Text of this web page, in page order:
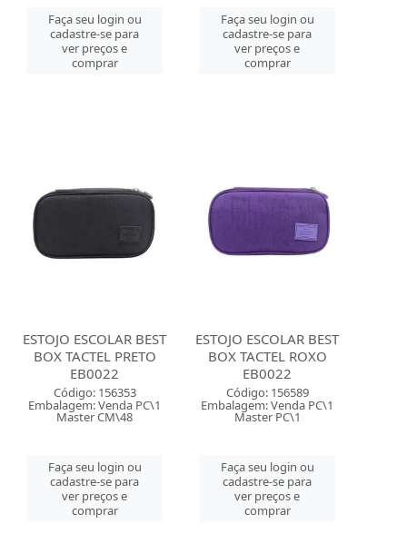
Faça seu login ou
cadastre-se para
ver preços e
comprar
Faça seu login ou
cadastre-se para
ver preços e
comprar
ESTOJO ESCOLAR BEST
BOX TACTEL PRETO
EB0022
Código: 156353
Embalagem: Venda PC\1
Master CM\48
Faça seu login ou
cadastre-se para
ver preços e
comprar
ESTOJO ESCOLAR BEST
BOX TACTEL ROXO
EB0022
Código: 156589
Embalagem: Venda PC\1
Master PC\1
Faça seu login ou
cadastre-se para
ver preços e
comprar